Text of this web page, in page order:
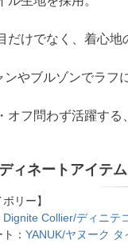
だけでなく、着心地
ンやブルゾンでラフ
オフ問わず活躍する
ィネートアイテム
ボリー】
Dignite Collier/ディニ
： YANUK/ヤヌーク